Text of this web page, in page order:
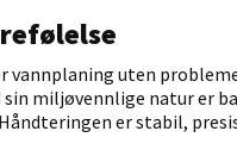
vannplaning uten
miljøvennlige natur er
er stabil,